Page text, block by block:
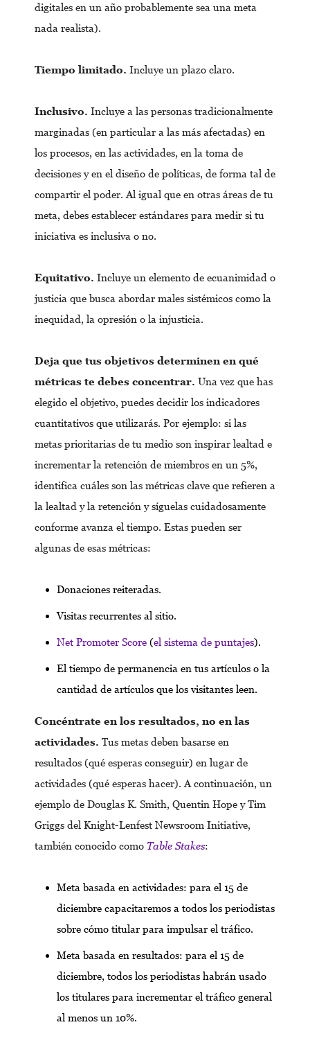
digitales en un año probablemente sea una meta
nada realista).
Tiempo limitado. Incluye un plazo claro.
Inclusivo. Incluye a las personas tradicionalmente
marginadas (en particular a las más afectadas) en
los procesos, en las actividades, en la toma de
decisiones y en el diseño de políticas, de forma tal de
compartir el poder. Al igual que en otras áreas de tu
meta, debes establecer estándares para medir si tu
iniciativa es inclusiva o no.
Equitativo. Incluye un elemento de ecuanimidad o
justicia que busca abordar males sistémicos como la
inequidad, la opresión o la injusticia.
Deja que tus objetivos determinen en qué
métricas te debes concentrar. Una vez que has
elegido el objetivo, puedes decidir los indicadores
cuantitativos que utilizarás. Por ejemplo: si las
metas prioritarias de tu medio son inspirar lealtad e
incrementar la retención de miembros en un 5%,
identifica cuáles son las métricas clave que refieren a
la lealtad y la retención y síguelas cuidadosamente
conforme avanza el tiempo. Estas pueden ser
algunas de esas métricas:
Donaciones reiteradas.
Visitas recurrentes al sitio.
Net Promoter Score (el sistema de puntajes).
El tiempo de permanencia en tus artículos o la
cantidad de artículos que los visitantes leen.
Concéntrate en los resultados, no en las
actividades. Tus metas deben basarse en
resultados (qué esperas conseguir) en lugar de
actividades (qué esperas hacer). A continuación, un
ejemplo de Douglas K. Smith, Quentin Hope y Tim
Griggs del Knight-Lenfest Newsroom Initiative,
también conocido como Table Stakes:
Meta basada en actividades: para el 15 de
diciembre capacitaremos a todos los periodistas
sobre cómo titular para impulsar el tráfico.
Meta basada en resultados: para el 15 de
diciembre, todos los periodistas habrán usado
los titulares para incrementar el tráfico general
al menos un 10%.